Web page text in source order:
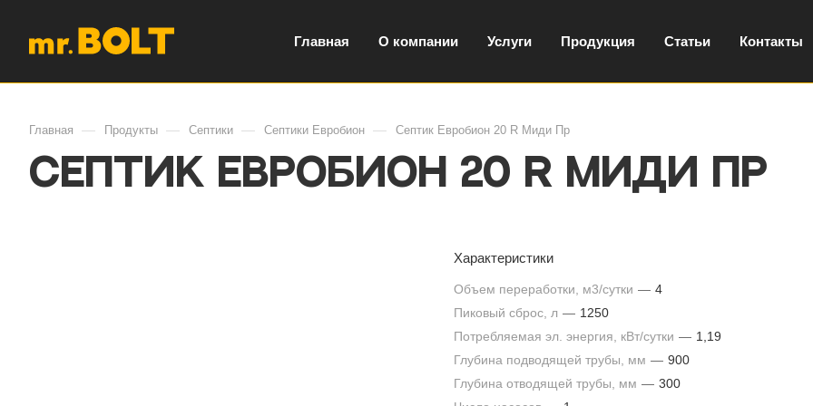
Главная О компании Услуги Продукция Статьи Контакты
Главная — Продукты — Септики — Септики Евробион — Септик Евробион 20 R Миди Пр
Септик Евробион 20 R Миди Пр
Характеристики
Объем переработки, м3/сутки — 4
Пиковый сброс, л — 1250
Потребляемая эл. энергия, кВт/сутки — 1,19
Глубина подводящей трубы, мм — 900
Глубина отводящей трубы, мм — 300